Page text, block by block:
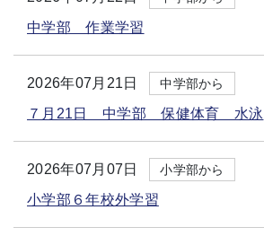
中学部 作業学習
2026年07月21日 中学部から
７月21日 中学部 保健体育 水泳
2026年07月07日 小学部から
小学部６年校外学習